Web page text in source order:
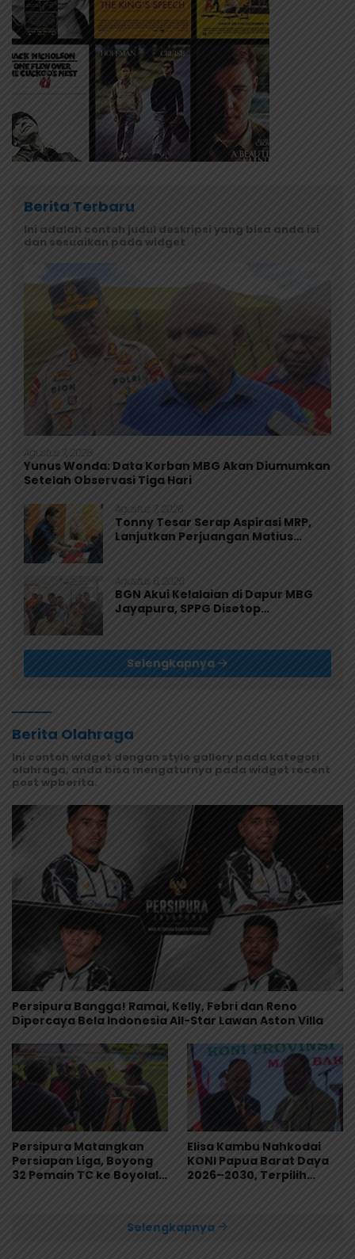
Berita Terbaru
Ini adalah contoh judul deskripsi yang bisa anda isi
dan sesuaikan pada widget
Agustus 7, 2026
Yunus Wonda: Data Korban MBG Akan Diumumkan
Setelah Observasi Tiga Hari
Agustus 7, 2026
Tonny Tesar Serap Aspirasi MRP,
Lanjutkan Perjuangan Matius
Agustus 6, 2026
BGN Akui Kelalaian di Dapur MBG
Jayapura, SPPG Disetop
Selengkapnya
Berita Olahraga
Ini contoh widget dengan style gallery pada kategori
olahraga, anda bisa mengaturnya pada widget recent
post wpberita.
Persipura Bangga! Ramai, Kelly, Febri dan Reno
Dipercaya Bela Indonesia All-Star Lawan Aston Villa
Persipura Matangkan
Persiapan Liga, Boyong
32 Pemain TC ke Boyolali
Elisa Kambu Nahkodai
KONI Papua Barat Daya
2026–2030, Terpilih
Selengkapnya